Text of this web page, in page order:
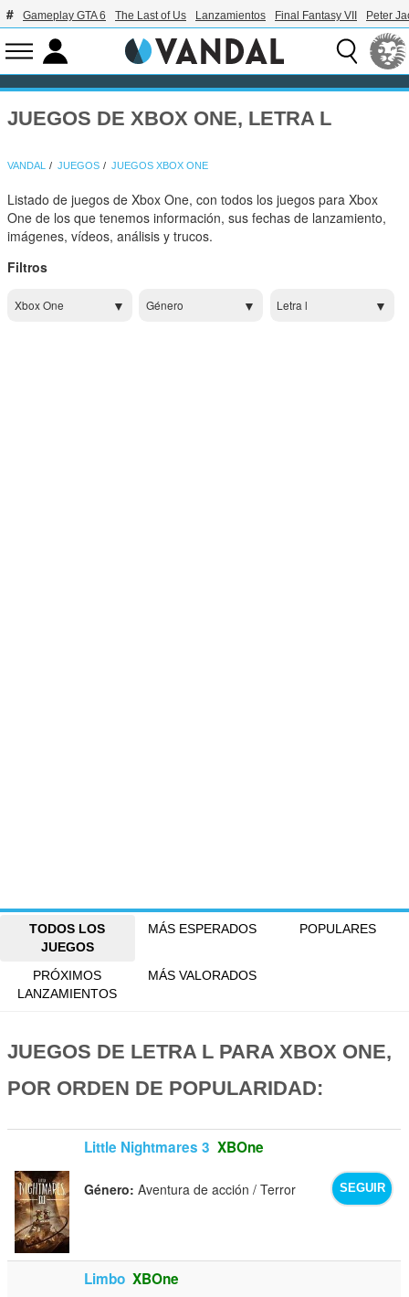
Gameplay GTA 6 The Last of Us Lanzamientos Final Fantasy VII Peter
JUEGOS DE XBOX ONE, LETRA L
VANDAL JUEGOS JUEGOS XBOX ONE
Listado de juegos de Xbox One, con todos los juegos para Xbox
One de los que tenemos información, sus fechas de lanzamiento,
imágenes, vídeos, análisis y trucos.
Filtros
Xbox One Género Letra l
TODOS LOS
JUEGOS
MÁS ESPERADOS POPULARES
PRÓXIMOS
LANZAMIENTOS
MÁS VALORADOS
JUEGOS DE LETRA L PARA XBOX ONE,
POR ORDEN DE POPULARIDAD:
Little Nightmares 3 XBOne
SEGUIR
Género: Aventura de acción / Terror
Limbo XBOne